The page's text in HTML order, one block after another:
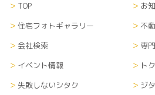
当サイトにて収集した個人情
式全て）については、当社内に
き、漏洩や流出、改ざん等の
し、継続的に運営します。また
載住宅会社に対して個人情報
情報の取扱に関しては、各企
TOP
お
住宅フォトギャラリー
不
会社検索
専
イベント情報
ト
失敗しないシタク
ジ